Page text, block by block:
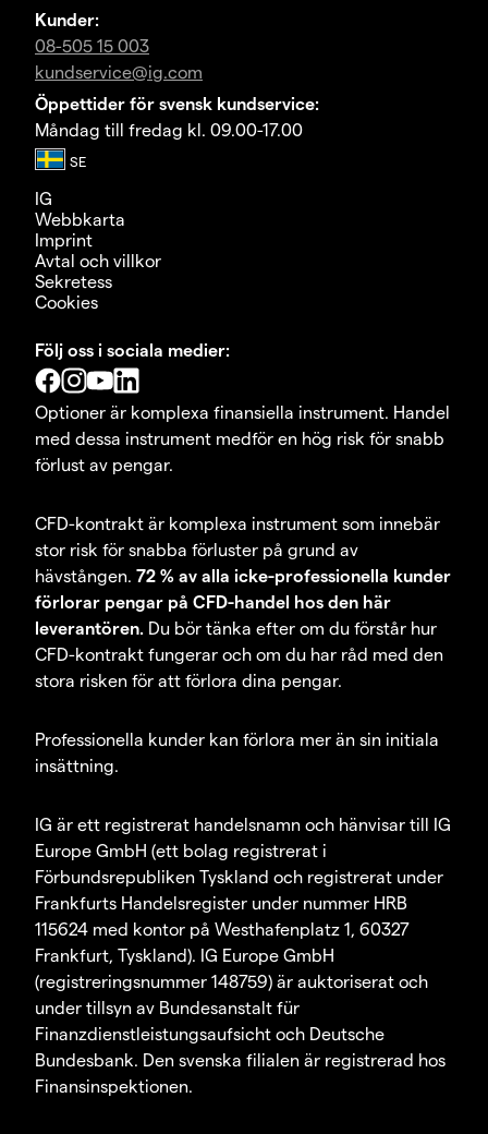
Kunder:
08-505 15 003
kundservice@ig.com
Öppettider för svensk kundservice:
Måndag till fredag kl. 09.00-17.00
IG
Webbkarta
Imprint
Avtal och villkor
Sekretess
Cookies
Följ oss i sociala medier:
Optioner är komplexa finansiella instrument. Handel
med dessa instrument medför en hög risk för snabb
förlust av pengar.
CFD-kontrakt är komplexa instrument som innebär
stor risk för snabba förluster på grund av
hävstången. 72 % av alla icke-professionella kunder
förlorar pengar på CFD-handel hos den här
leverantören. Du bör tänka efter om du förstår hur
CFD-kontrakt fungerar och om du har råd med den
stora risken för att förlora dina pengar.
Professionella kunder kan förlora mer än sin initiala
insättning.
IG är ett registrerat handelsnamn och hänvisar till IG
Europe GmbH (ett bolag registrerat i
Förbundsrepubliken Tyskland och registrerat under
Frankfurts Handelsregister under nummer HRB
115624 med kontor på Westhafenplatz 1, 60327
Frankfurt, Tyskland). IG Europe GmbH
(registreringsnummer 148759) är auktoriserat och
under tillsyn av Bundesanstalt für
Finanzdienstleistungsaufsicht och Deutsche
Bundesbank. Den svenska filialen är registrerad hos
Finansinspektionen.